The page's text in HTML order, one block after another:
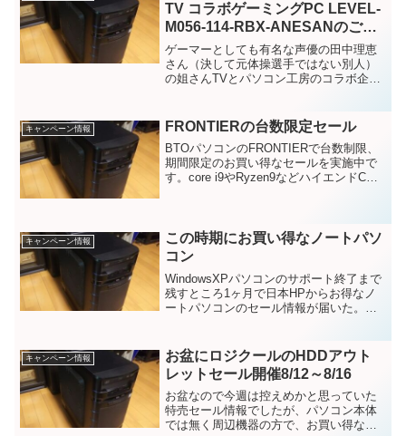
TV コラボゲーミングPC LEVEL-
M056-114-RBX-ANESANのご紹
介
ゲーマーとしても有名な声優の田中理恵
さん（決して元体操選手ではない別人）
の姐さんTVとパソコン工房のコラボ企画
RBX-ANESANのご紹介です。今回...
キャンペーン情報 FRONTIERの台数限定セール
BTOパソコンのFRONTIERで台数制限、
期間限定のお買い得なセールを実施中で
す。core i9やRyzen9などハイエンドCPU
キャンペーン情報
この時期にお買い得なノートパソ
コン
WindowsXPパソコンのサポート終了まで
残すところ1ヶ月で日本HPからお得なノ
ートパソコンのセール情報が届いた。
用しているが、その利点を活かした製品
がこの...
キャンペーン情報
お盆にロジクールのHDDアウト
レットセール開催8/12～8/16
お盆なので今週は控えめかと思っていた
特売セール情報でしたが、パソコン本体
では無く周辺機器の方で、お買い得なア